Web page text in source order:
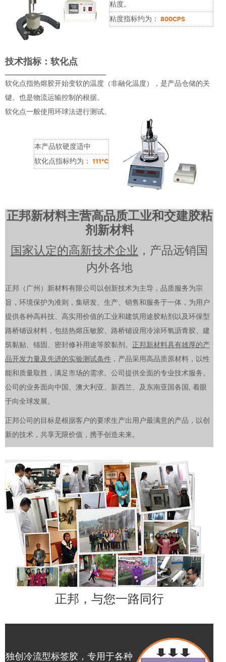
粘度。
粘度指标约为： 800CPS
技术指标：软化点
软化点指热熔胶开始变软的温度（非融化温度），是产品仓储的关
键。也是物流运输控制的根据。
软化点一般使用环球法进行测试。
本产品软硬度适中
软化点指标约为： 111℃
正邦新材料主营高品质工业和交建胶粘
剂新材料
国家认定的高新技术企业 ，产品远销国
内外各地
正邦（广州）新材料有限公司以创新技术为主导，品质服务为宗
旨，环境保护为准则，集研发、生产、销售和服务于一体，为用户
提供各种高科技、高实用价值的工业和建筑用途胶粘剂以及环保型
路桥铺设材料，包括热熔压敏胶、路桥铺设用冷涂环氧沥青胶、建
筑黏贴、锚固、密封修补用途等胶黏剂。
正邦新材料具有雄厚的产
品开发力量及先进的实验测试条件 ，产品采用高品质原材料，以性
能和质量取胜，满足市场的需求。公司提供全面的专业技术服务。
公司的业务面向中国、澳大利亚、新西兰、及东南亚国各国, 着眼
于向全球发展。
正邦公司的目标是根据客户的要求生产出用户最满意的产品，以创
新的技术，共享无限价值，携手创造未来。
正邦，与您一路同行
独创冷流型标签胶，专用于各种